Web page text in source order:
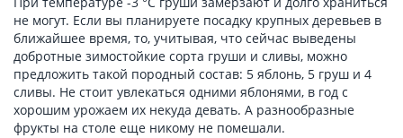
не могут. Если вы планируете посадку крупных деревьев в
ближайшее время, то, учитывая, что сейчас выведены
добротные зимостойкие сорта груши и сливы, можно
предложить такой породный состав: 5 яблонь, 5 груш и 4
сливы. Не стоит увлекаться одними яблонями, в год с
хорошим урожаем их некуда девать. А разнообразные
фрукты на столе еще никому не помешали.